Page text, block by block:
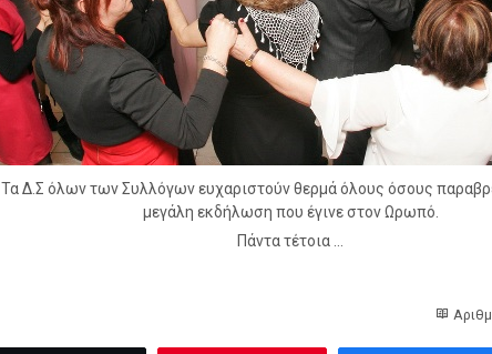
Τα Δ.Σ όλων των Συλλόγων ευχαριστούν θερμά όλους όσους
μεγάλη εκδήλωση που έγινε στον Ωρωπό.
Πάντα τέτοια …